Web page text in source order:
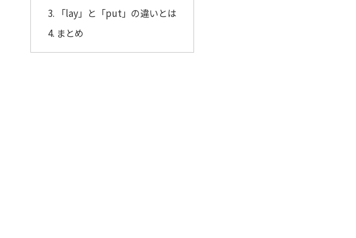
「lay」と「put」の違いとは
まとめ